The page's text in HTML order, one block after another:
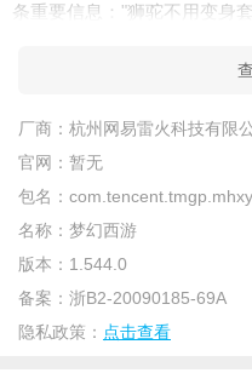
条重要信息："狮驼不用变身套
这究竟是什么意思呢?难
以说是大大颠覆了端游门派
驼岭玩家们是否会飞出一片新
【全新梦幻 全新西游梦
厂商： 杭州网易雷火科技有限
官网： 暂无
包名：
名称： 梦幻西游
版本： 1.544.0
备案： 浙B2-20090185-69A
隐私政策： 点击查看